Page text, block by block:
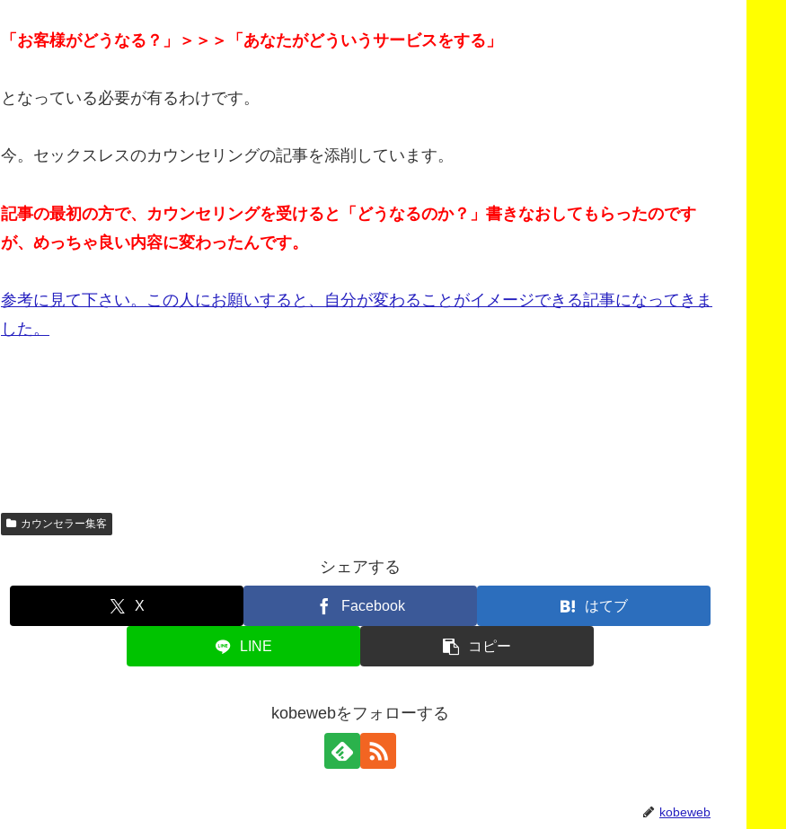
「お客様がどうなる？」＞＞＞「あなたがどういうサービスをする」
となっている必要が有るわけです。
今。セックスレスのカウンセリングの記事を添削しています。
記事の最初の方で、カウンセリングを受けると「どうなるのか？」書きなおしてもらったのです
が、めっちゃ良い内容に変わったんです。
参考に見て下さい。この人にお願いすると、自分が変わることがイメージできる記事になってきま
した。
カウンセラー集客
シェアする
X Facebook はてブ
LINE コピー
kobewebをフォローする
kobeweb